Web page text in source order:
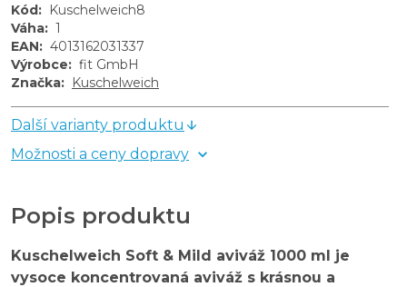
Kód: Kuschelweich8
Váha: 1
EAN: 4013162031337
Výrobce: fit GmbH
Značka: Kuschelweich
Další varianty produktu
Možnosti a ceny dopravy
Popis produktu
Kuschelweich Soft & Mild aviváž 1000 ml je
vysoce koncentrovaná aviváž s krásnou a